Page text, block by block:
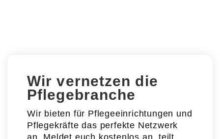
Wir vernetzen die
Pflegebranche
Wir bieten für Pflegeeinrichtungen und
Pflegekräfte das perfekte Netzwerk